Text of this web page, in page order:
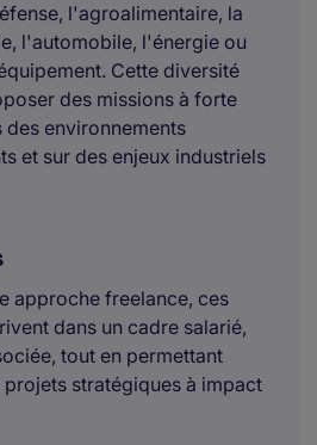
l'agroalimentaire, la
l'automobile, l'énergie ou
Cette diversité
des missions à forte
environnements
et sur des enjeux industriels
approche freelance, ces
dans un cadre salarié,
tout en permettant
stratégiques à impact